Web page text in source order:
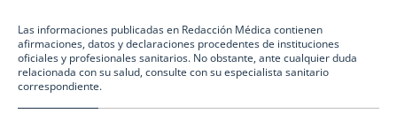
Las informaciones publicadas en Redacción Médica contienen
afirmaciones, datos y declaraciones procedentes de instituciones
oficiales y profesionales sanitarios. No obstante, ante cualquier duda
relacionada con su salud, consulte con su especialista sanitario
correspondiente.